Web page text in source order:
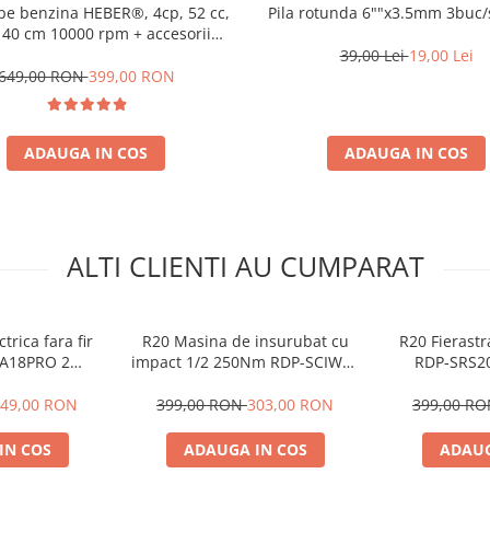
benzina HEBER®, 4cp, 52 cc,
cm 10000 rpm + accesorii
RON399,00 RON
ADAUGA IN COS
Pila rotunda 6""x3.5mm 3buc/
39,00 Lei19,00 Lei
ADAUGA IN COS
ALTI CLIENTI AU CUMPARAT
fara fir
2
RON
COS
R20 Masina de insurubat cu
impact 1/2 250Nm RDP-SCIW20
399,00 RON303,00 RON
ADAUGA IN COS
R20
RDP-
399,00